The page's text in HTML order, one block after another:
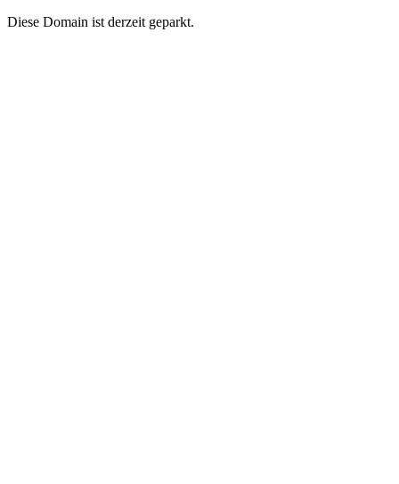
Diese Domain ist derzeit geparkt.